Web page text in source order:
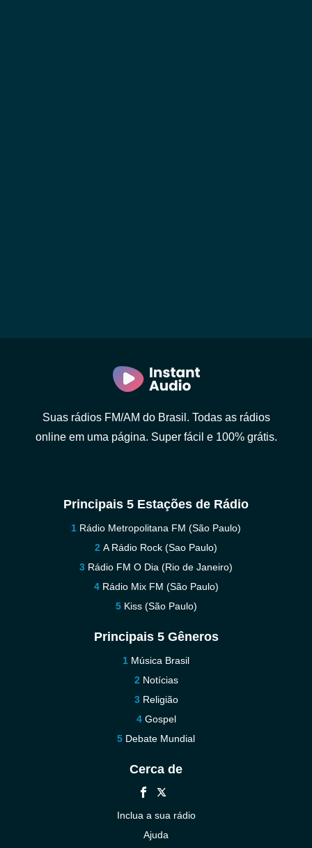
Suas rádios FM/AM do Brasil. Todas as rádios
online em uma página. Super fácil e 100% grátis.
Principais 5 Estações de Rádio
Rádio Metropolitana FM (São Paulo)
A Rádio Rock (Sao Paulo)
Rádio FM O Dia (Rio de Janeiro)
Rádio Mix FM (São Paulo)
Kiss (São Paulo)
Principais 5 Gêneros
Música Brasil
Notícias
Religião
Gospel
Debate Mundial
Cerca de
Inclua a sua rádio
Ajuda